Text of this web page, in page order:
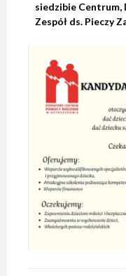
siedzibie Centrum,
Zespół ds. Pieczy